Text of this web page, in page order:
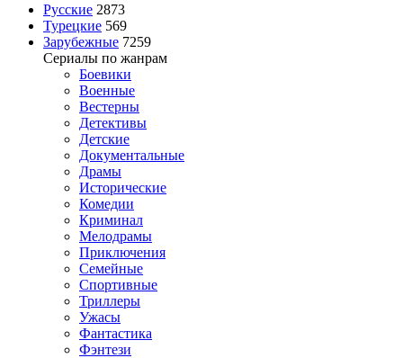
Русские 2873
Турецкие 569
Зарубежные 7259
Сериалы по жанрам
Боевики
Военные
Вестерны
Детективы
Детские
Документальные
Драмы
Исторические
Комедии
Криминал
Мелодрамы
Приключения
Семейные
Спортивные
Триллеры
Ужасы
Фантастика
Фэнтези